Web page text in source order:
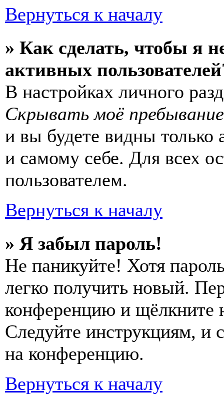
Вернуться к началу
» Как сделать, чтобы я
активных
В настройках личного
Скрывать моё
и вы будете видны только
и самому себе. Для всех
пользователем.
Вернуться к началу
» Я забыл пароль!
Не паникуйте! Хотя
легко получить новый.
конференцию и щёлкните
Следуйте инструкциям, и
на конференцию.
Вернуться к началу